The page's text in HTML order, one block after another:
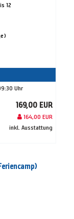
12
Uhr
169,00 EUR
164,00 EUR
inkl. Ausstattung